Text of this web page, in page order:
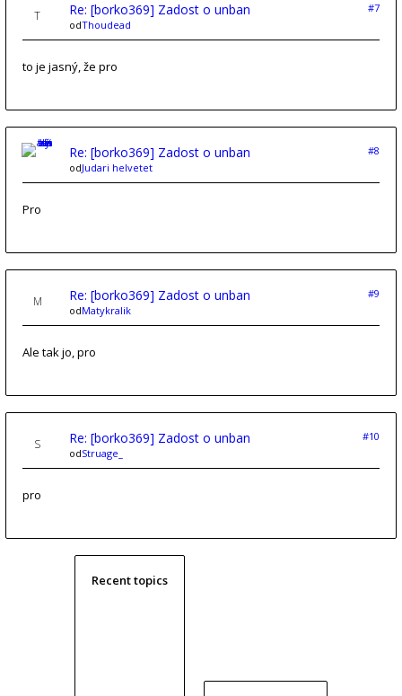
Re: [borko369] Zadost o unban
#7
odThoudead
to je jasný, že pro
Re: [borko369] Zadost o unban
#8
odJudari helvetet
Pro
Re: [borko369] Zadost o unban
#9
odMatykralik
Ale tak jo, pro
Re: [borko369] Zadost o unban
#10
odStruage_
pro
Recent topics